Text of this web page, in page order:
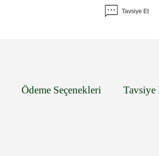
Tavsiye Et
Ödeme Seçenekleri Tavsiye